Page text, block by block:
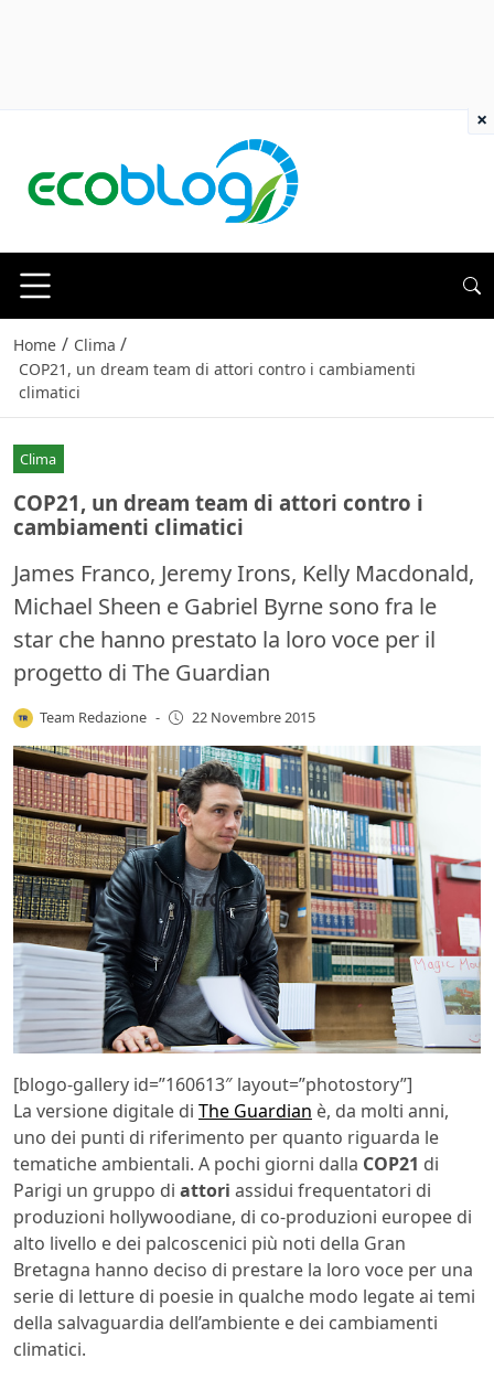
Home / Clima /
COP21, un dream team di attori contro i cambiamenti
climatici
Clima
COP21, un dream team di attori contro i
cambiamenti climatici
James Franco, Jeremy Irons, Kelly Macdonald,
Michael Sheen e Gabriel Byrne sono fra le
star che hanno prestato la loro voce per il
progetto di The Guardian
Team Redazione - 22 Novembre 2015
[blogo-gallery id=”160613″ layout=”photostory”]
La versione digitale di The Guardian è, da molti anni,
uno dei punti di riferimento per quanto riguarda le
tematiche ambientali. A pochi giorni dalla COP21 di
Parigi un gruppo di attori assidui frequentatori di
produzioni hollywoodiane, di co-produzioni europee di
alto livello e dei palcoscenici più noti della Gran
Bretagna hanno deciso di prestare la loro voce per una
serie di letture di poesie in qualche modo legate ai temi
della salvaguardia dell’ambiente e dei cambiamenti
climatici.
×